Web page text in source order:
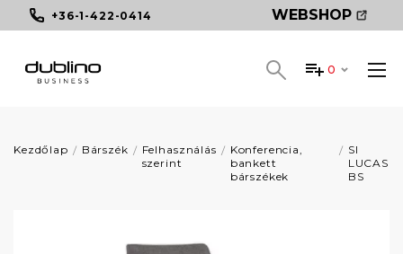
+36-1-422-0414 WEBSHOP
0
Kezdőlap Bárszék
Felhasználás
szerint
Konferencia,
bankett
bárszékek
SI
LUCAS
BS